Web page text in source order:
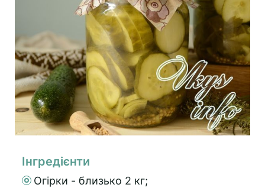
Інгредієнти
Огірки - близько 2 кг;